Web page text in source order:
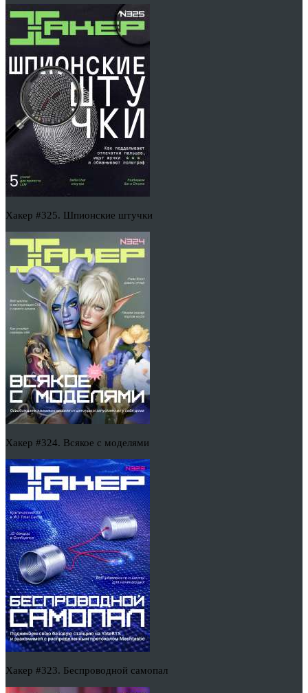
Хакер #325. Шпионские штучки
Хакер #324. Всякое с моделями
Хакер #323. Беспроводной самопал